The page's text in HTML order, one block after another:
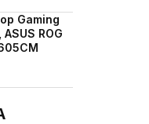
Gaming
ROG